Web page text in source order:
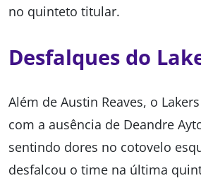
no quinteto titular.
Desfalques do
Além de Austin Reaves, o
com a ausência de Deandre
sentindo dores no cotovelo
desfalcou o time na última